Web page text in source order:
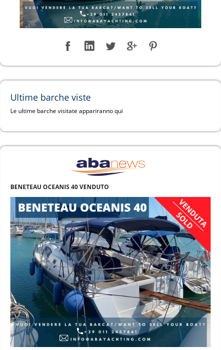
Ultime barche viste
Le ultime barche visitate appariranno qui
BENETEAU OCEANIS 40 VENDUTO